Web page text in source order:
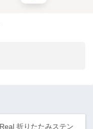
折りたたみステン